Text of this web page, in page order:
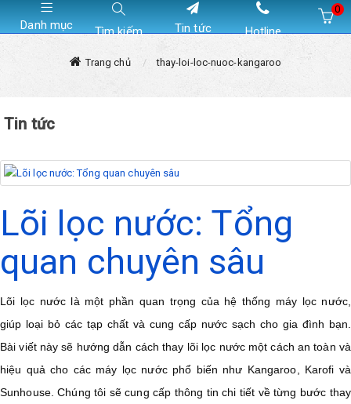
Danh mục Tìm kiếm Tin tức Hotline
0
Trang chủ thay-loi-loc-nuoc-kangaroo
Tin tức
Lõi lọc nước: Tổng
quan chuyên sâu
Lõi lọc nước là một phần quan trọng của hệ thống máy lọc nước,
giúp loại bỏ các tạp chất và cung cấp nước sạch cho gia đình bạn.
Bài viết này sẽ hướng dẫn cách thay lõi lọc nước một cách an toàn và
hiệu quả cho các máy lọc nước phổ biến như Kangaroo, Karofi và
Sunhouse. Chúng tôi sẽ cung cấp thông tin chi tiết về từng bước thay